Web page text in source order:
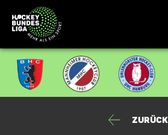
Zurück